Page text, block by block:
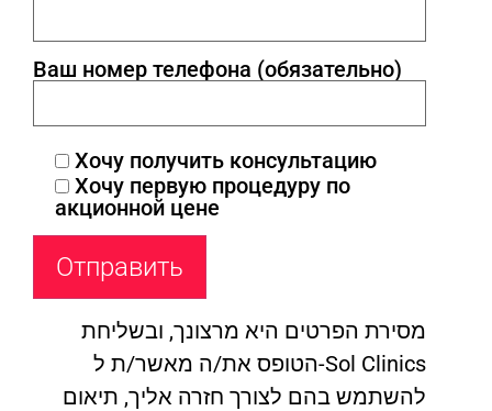
Ваш номер телефона (обязательно)
Хочу получить консультацию
Хочу первую процедуру по
акционной цене
מסירת הפרטים היא מרצונך, ובשליחת
הטופס את/ה מאשר/ת ל-Sol Clinics
להשתמש בהם לצורך חזרה אליך, תיאום